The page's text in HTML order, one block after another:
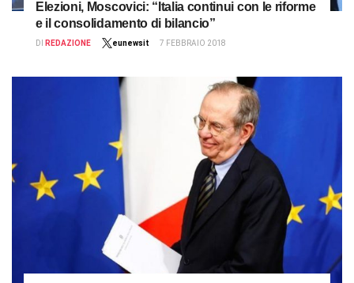
Elezioni, Moscovici: “Italia continui con le riforme
e il consolidamento di bilancio”
DI REDAZIONE eunewsit 7 FEBBRAIO 2018